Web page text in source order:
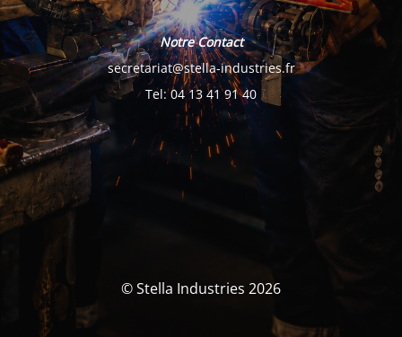
Notre Contact
secretariat@stella-industries.fr
Tel: 04 13 41 91 40
© Stella Industries 2026